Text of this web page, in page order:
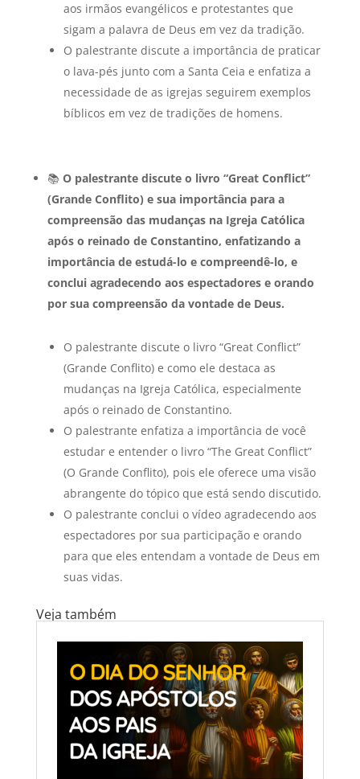
aos irmãos evangélicos e protestantes que
sigam a palavra de Deus em vez da tradição.
O palestrante discute a importância de praticar
o lava-pés junto com a Santa Ceia e enfatiza a
necessidade de as igrejas seguirem exemplos
bíblicos em vez de tradições de homens.
📚 O palestrante discute o livro “Great Conflict”
(Grande Conflito) e sua importância para a
compreensão das mudanças na Igreja Católica
após o reinado de Constantino, enfatizando a
importância de estudá-lo e compreendê-lo, e
conclui agradecendo aos espectadores e orando
por sua compreensão da vontade de Deus.
O palestrante discute o livro “Great Conflict”
(Grande Conflito) e como ele destaca as
mudanças na Igreja Católica, especialmente
após o reinado de Constantino.
O palestrante enfatiza a importância de você
estudar e entender o livro “The Great Conflict”
(O Grande Conflito), pois ele oferece uma visão
abrangente do tópico que está sendo discutido.
O palestrante conclui o vídeo agradecendo aos
espectadores por sua participação e orando
para que eles entendam a vontade de Deus em
suas vidas.
Veja também